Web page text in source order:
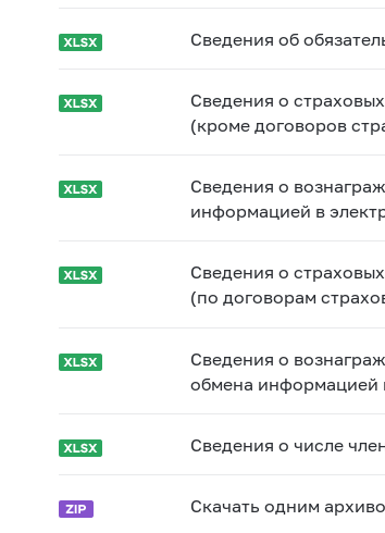
Сведения об
Сведения о
(кроме договоров
Сведения о
информацией в
Сведения о
(по договорам
Сведения о
обмена информацией
Сведения о числе
Скачать одним